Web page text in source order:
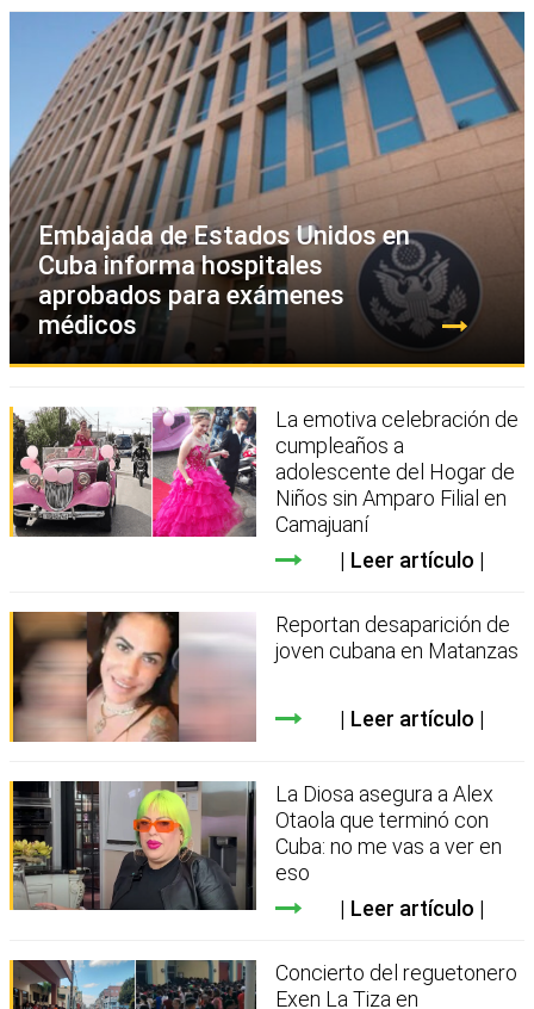
Embajada de Estados Unidos en
Cuba informa hospitales
aprobados para exámenes
médicos
La emotiva celebración de
cumpleaños a
adolescente del Hogar de
Niños sin Amparo Filial en
Camajuaní
Leer artículo
Reportan desaparición de
joven cubana en Matanzas
Leer artículo
La Diosa asegura a Alex
Otaola que terminó con
Cuba: no me vas a ver en
eso
Leer artículo
Concierto del reguetonero
Exen La Tiza en